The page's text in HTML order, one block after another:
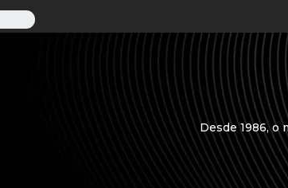
Desde 1986, o